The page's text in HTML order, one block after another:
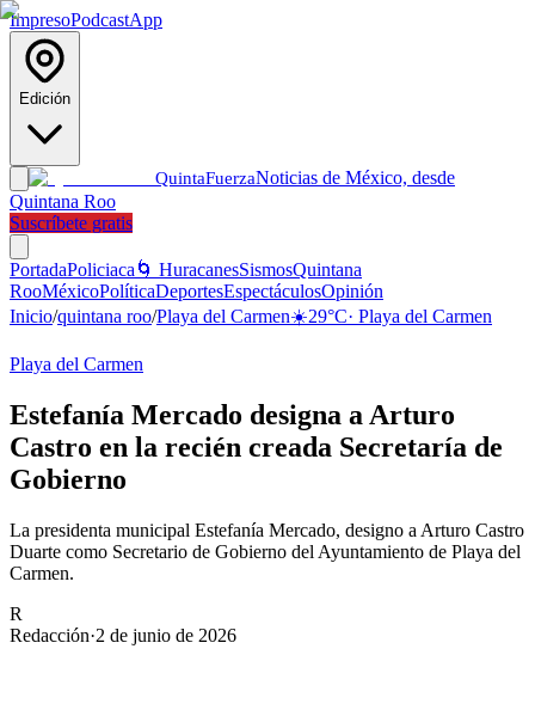
ImpresoPodcastApp
Edición
QuintaFuerzaNoticias de México, desde
Quintana Roo
Suscríbete gratis
PortadaPoliciaca 🌀 HuracanesSismosQuintana
RooMéxicoPolíticaDeportesEspectáculosOpinión
Inicio/quintana roo/Playa del Carmen☀️29°C· Playa del Carmen
Playa del Carmen
Estefanía Mercado designa a Arturo
Castro en la recién creada Secretaría de
Gobierno
La presidenta municipal Estefanía Mercado, designo a Arturo Castro
Duarte como Secretario de Gobierno del Ayuntamiento de Playa del
Carmen.
R
Redacción·2 de junio de 2026